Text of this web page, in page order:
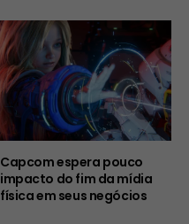
Capcom espera pouco
impacto do fim da mídia
física em seus negócios